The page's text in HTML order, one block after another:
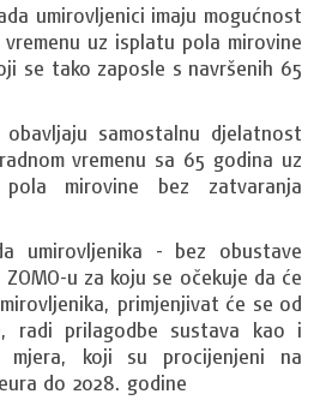
umirovljenici imaju mogućnost
uz isplatu pola mirovine
se tako zaposle s navršenih 65
samostalnu djelatnost
vremenu sa 65 godina uz
mirovine bez zatvaranja
umirovljenika - bez obustave
u za koju se očekuje da će
primjenjivat će se od
radi prilagodbe sustava kao i
mjera, koji su procijenjeni na
do 2028. godine